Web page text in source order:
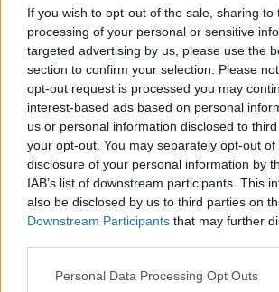
If you wish to opt-out of the sale, sharing to
processing of your personal or sensitive
targeted advertising by us, please use the
section to confirm your selection. Please
opt-out request is processed you may
interest-based ads based on personal
us or personal information disclosed to
your opt-out. You may separately opt-out
disclosure of your personal information by
IAB’s list of downstream participants. This
also be disclosed by us to third parties on
Downstream Participants that may further
Personal Data Processing Opt Outs
για τον πατέρα μου, δεν τα
όλα ψέματα. Δεν είναι αλήθεια
15 χρόνια τον άνθρωπο και
καθημερινά που τον γνώρισα
σώσει τη ζωή», επεσήμανε ο
τρόφιμος όταν ερωτήθηκε αν
περιστατικά βίας.